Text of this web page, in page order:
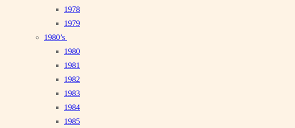
1978
1979
1980’s
1980
1981
1982
1983
1984
1985